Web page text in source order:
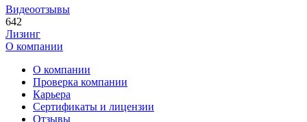
Видеоотзывы
642
Лизинг
О компании
О компании
Проверка компании
Карьера
Сертификаты и лицензии
Отзывы